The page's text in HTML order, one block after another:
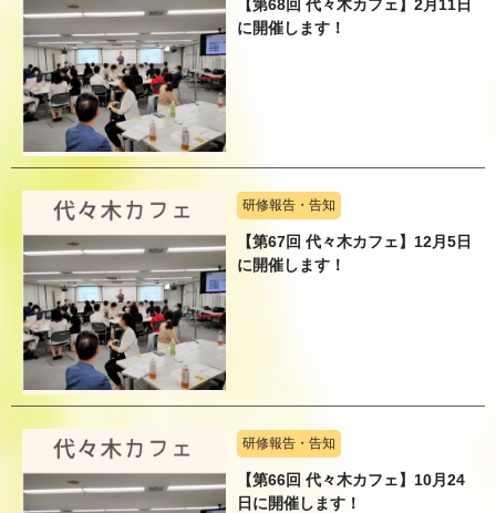
【第68回 代々木カフェ】2月11日
に開催します！
研修報告・告知
【第67回 代々木カフェ】12月5日
に開催します！
研修報告・告知
【第66回 代々木カフェ】10月24
日に開催します！